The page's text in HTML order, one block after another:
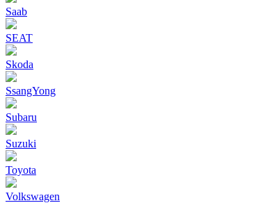
Saab
SEAT
Skoda
SsangYong
Subaru
Suzuki
Toyota
Volkswagen